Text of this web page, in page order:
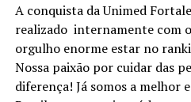
A conquista da Unimed
realizado internamente com
orgulho enorme estar no
Nossa paixão por cuidar das
diferença! Já somos a melhor